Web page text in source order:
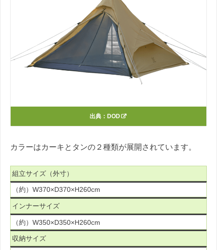
出典： DOD
カラーはカーキとタンの２種類が展開されています。
組立サイズ（外寸）
（約）W370×D370×H260cm
インナーサイズ
（約）W350×D350×H260cm
収納サイズ